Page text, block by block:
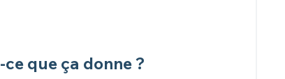
que ça donne ?